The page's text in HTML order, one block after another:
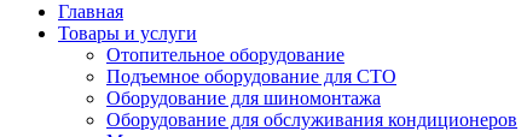
Главная
Товары и услуги
Отопительное оборудование
Подъемное оборудование для СТО
Оборудование для шиномонтажа
Оборудование для обслуживания кондиционеров